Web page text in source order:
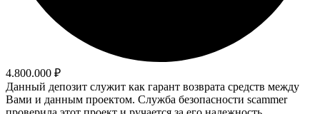
4.800.000 ₽
Данный депозит служит как гарант возврата средств между
Вами и данным проектом. Служба безопасности scammer